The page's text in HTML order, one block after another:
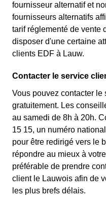
fournisseur alternatif et
fournisseurs alternatifs
tarif réglementé de vente
disposer d'une certaine
clients EDF à Lauw.
Contacter le service
Vous pouvez contacter
gratuitement. Les
au samedi de 8h à 20h.
15 15, un numéro
pour être redirigé vers le
répondre au mieux à
préférable de prendre
client le Lauwois afin de
les plus brefs délais.